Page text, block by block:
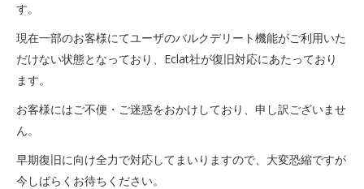
す。
現在一部のお客様にてユーザのバルクデリート機能がご利用いた
だけない状態となっており、Eclat社が復旧対応にあたっており
ます。
お客様にはご不便・ご迷惑をおかけしており、申し訳ございませ
ん。
早期復旧に向け全力で対応してまいりますので、大変恐縮ですが
今しばらくお待ちください。